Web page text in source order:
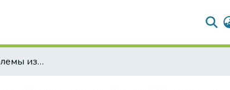
Некоторые проблемы изучения эпипалеолитических памятников каменного века степей Северо-Западного Причерноморья